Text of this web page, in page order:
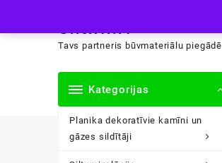
content
siltini.lv
Tavs partneris būvmateriālu piegādē
Kategorijas
Planika dekoratīvie kamīni un
gāzes sildītāji